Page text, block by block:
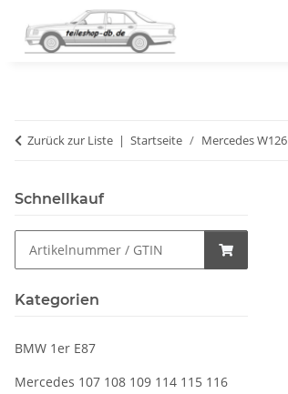
Zurück zur Liste Startseite Mercedes W126
Schnellkauf
Kategorien
BMW 1er E87
Mercedes 107 108 109 114 115 116